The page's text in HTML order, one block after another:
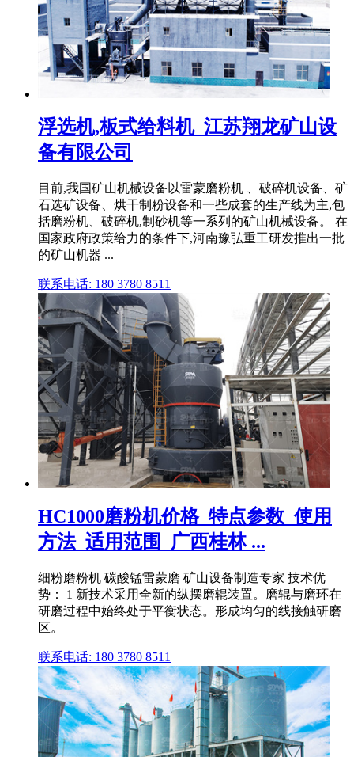
浮选机,板式给料机_江苏翔龙矿山设
备有限公司
目前,我国矿山机械设备以雷蒙磨粉机 、破碎机设备、矿
石选矿设备、烘干制粉设备和一些成套的生产线为主,包
括磨粉机、破碎机,制砂机等一系列的矿山机械设备。 在
国家政府政策给力的条件下,河南豫弘重工研发推出一批
的矿山机器 ...
联系电话: 180 3780 8511
HC1000磨粉机价格_特点参数_使用
方法_适用范围_广西桂林 ...
细粉磨粉机 碳酸锰雷蒙磨 矿山设备制造专家 技术优
势： 1 新技术采用全新的纵摆磨辊装置。磨辊与磨环在
研磨过程中始终处于平衡状态。形成均匀的线接触研磨
区。
联系电话: 180 3780 8511